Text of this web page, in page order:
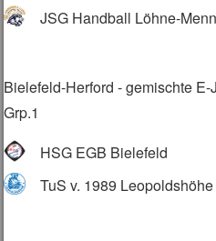
JSG Handball Löhne-
Bielefeld-Herford - gemischte
Grp.1
HSG EGB Bielefeld
TuS v. 1989 Leopoldshöhe